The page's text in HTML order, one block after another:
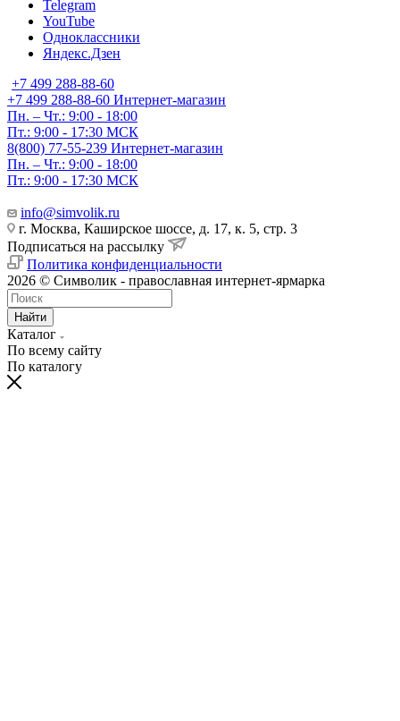
Telegram
YouTube
Одноклассники
Яндекс.Дзен
+7 499 288-88-60
+7 499 288-88-60 Интернет-магазин
Пн. – Чт.: 9:00 - 18:00
Пт.: 9:00 - 17:30 МСК
8(800) 77-55-239 Интернет-магазин
Пн. – Чт.: 9:00 - 18:00
Пт.: 9:00 - 17:30 МСК
info@simvolik.ru
г. Москва, Каширское шоссе, д. 17, к. 5, стр. 3
Подписаться на рассылку
Политика конфиденциальности
2026 © Символик - православная интернет-ярмарка
Найти
Каталог
По всему сайту
По каталогу